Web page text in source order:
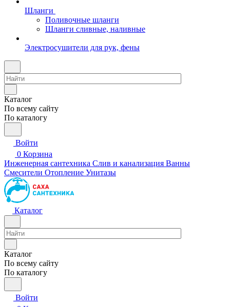
Шланги
Поливочные шланги
Шланги сливные, наливные
Электросушители для рук, фены
Каталог
По всему сайту
По каталогу
Войти
0 Корзина
Инженерная сантехника Слив и канализация Ванны
Смесители Отопление Унитазы
Каталог
Каталог
По всему сайту
По каталогу
Войти